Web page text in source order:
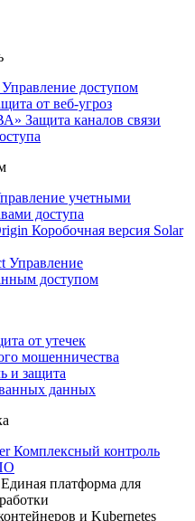
Управление доступом
от веб-угроз
Защита каналов связи
учетными
доступа
Коробочная версия Solar
Управление
доступом
от утечек
мошенничества
и защита
данных
Комплексный контроль
Единая платформа для
и Kubernetes